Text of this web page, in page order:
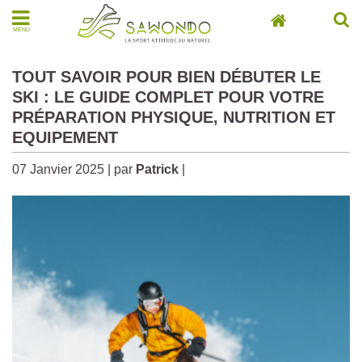
MENU
TOUT SAVOIR POUR BIEN DÉBUTER LE
SKI : LE GUIDE COMPLET POUR VOTRE
PRÉPARATION PHYSIQUE, NUTRITION ET
EQUIPEMENT
07 Janvier 2025 | par Patrick